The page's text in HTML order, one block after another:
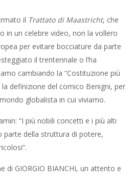
il Trattato di Maastricht, che
in un celebre video, non la vollero
per evitare bocciature da parte
il trentennale o l’ha
cambiando la “Costituzione più
definizione del comico Benigni, per
globalista in cui viviamo.
“I più nobili concetti e i più alti
parte della struttura di potere,
di GIORGIO BIANCHI, un attento e